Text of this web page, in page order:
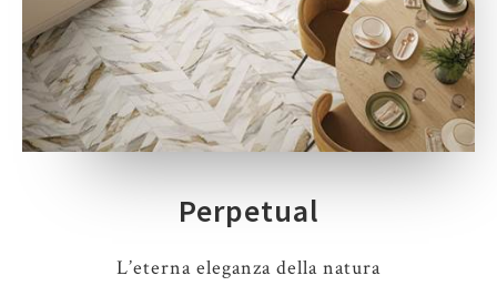
Perpetual
L’eterna eleganza della natura